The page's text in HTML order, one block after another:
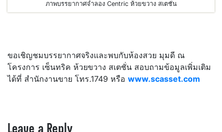
ภาพบรรยากาศจำลอง Centric ห้วยขวาง สเตชั่น
ขอเชิญชมบรรยากาศจริงและพบกับห้องสวย มุมดี ณ
โครงการ เซ็นทริค ห้วยขวาง สเตชั่น สอบถามข้อมูลเพิ่มเติม
ได้ที่ สำนักงานขาย โทร.1749 หรือ www.scasset.com